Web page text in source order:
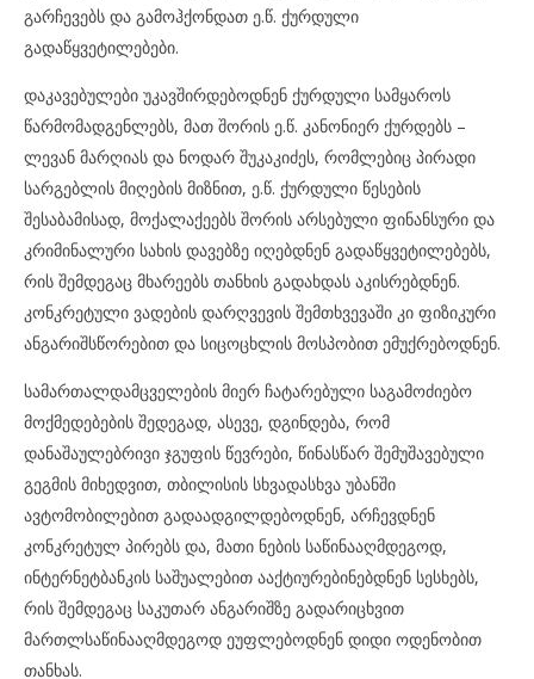
გარჩევებს და გამოჰქონდათ ე.წ. ქურდული
გადაწყვეტილებები.
დაკავებულები უკავშირდებოდნენ ქურდული სამყაროს
წარმომადგენლებს, მათ შორის ე.წ. კანონიერ ქურდებს –
ლევან მარღიას და ნოდარ შუკაკიძეს, რომლებიც პირადი
სარგებლის მიღების მიზნით, ე.წ. ქურდული წესების
შესაბამისად, მოქალაქეებს შორის არსებული ფინანსური და
კრიმინალური სახის დავებზე იღებდნენ გადაწყვეტილებებს,
რის შემდეგაც მხარეებს თანხის გადახდას აკისრებდნენ.
კონკრეტული ვადების დარღვევის შემთხვევაში კი ფიზიკური
ანგარიშსწორებით და სიცოცხლის მოსპობით ემუქრებოდნენ.
სამართალდამცველების მიერ ჩატარებული საგამოძიებო
მოქმედებების შედეგად, ასევე, დგინდება, რომ
დანაშაულებრივი ჯგუფის წევრები, წინასწარ შემუშავებული
გეგმის მიხედვით, თბილისის სხვადასხვა უბანში
ავტომობილებით გადაადგილდებოდნენ, არჩევდნენ
კონკრეტულ პირებს და, მათი ნების საწინააღმდეგოდ,
ინტერნეტბანკის საშუალებით ააქტიურებინებდნენ სესხებს,
რის შემდეგაც საკუთარ ანგარიშზე გადარიცხვით
მართლსაწინააღმდეგოდ ეუფლებოდნენ დიდი ოდენობით
თანხას.